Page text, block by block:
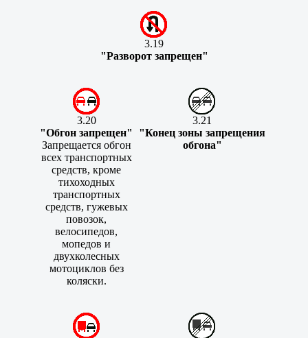
3.19
"Разворот запрещен"
3.20
3.21
"Обгон запрещен"
Запрещается обгон
всех транспортных
средств, кроме
тихоходных
транспортных
средств, гужевых
повозок,
велосипедов,
мопедов и
двухколесных
мотоциклов без
коляски.
"Конец зоны запрещения
обгона"